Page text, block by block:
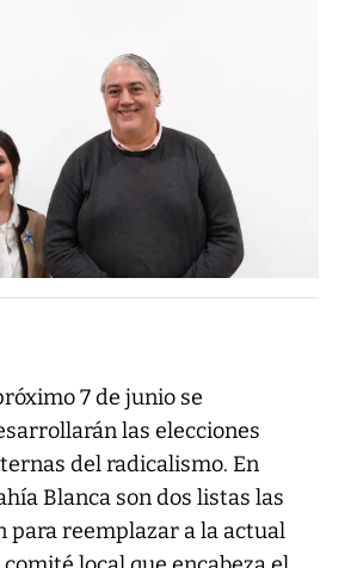
7 de junio se
las elecciones
del radicalismo. En
Blanca son dos listas las
para reemplazar a la actual